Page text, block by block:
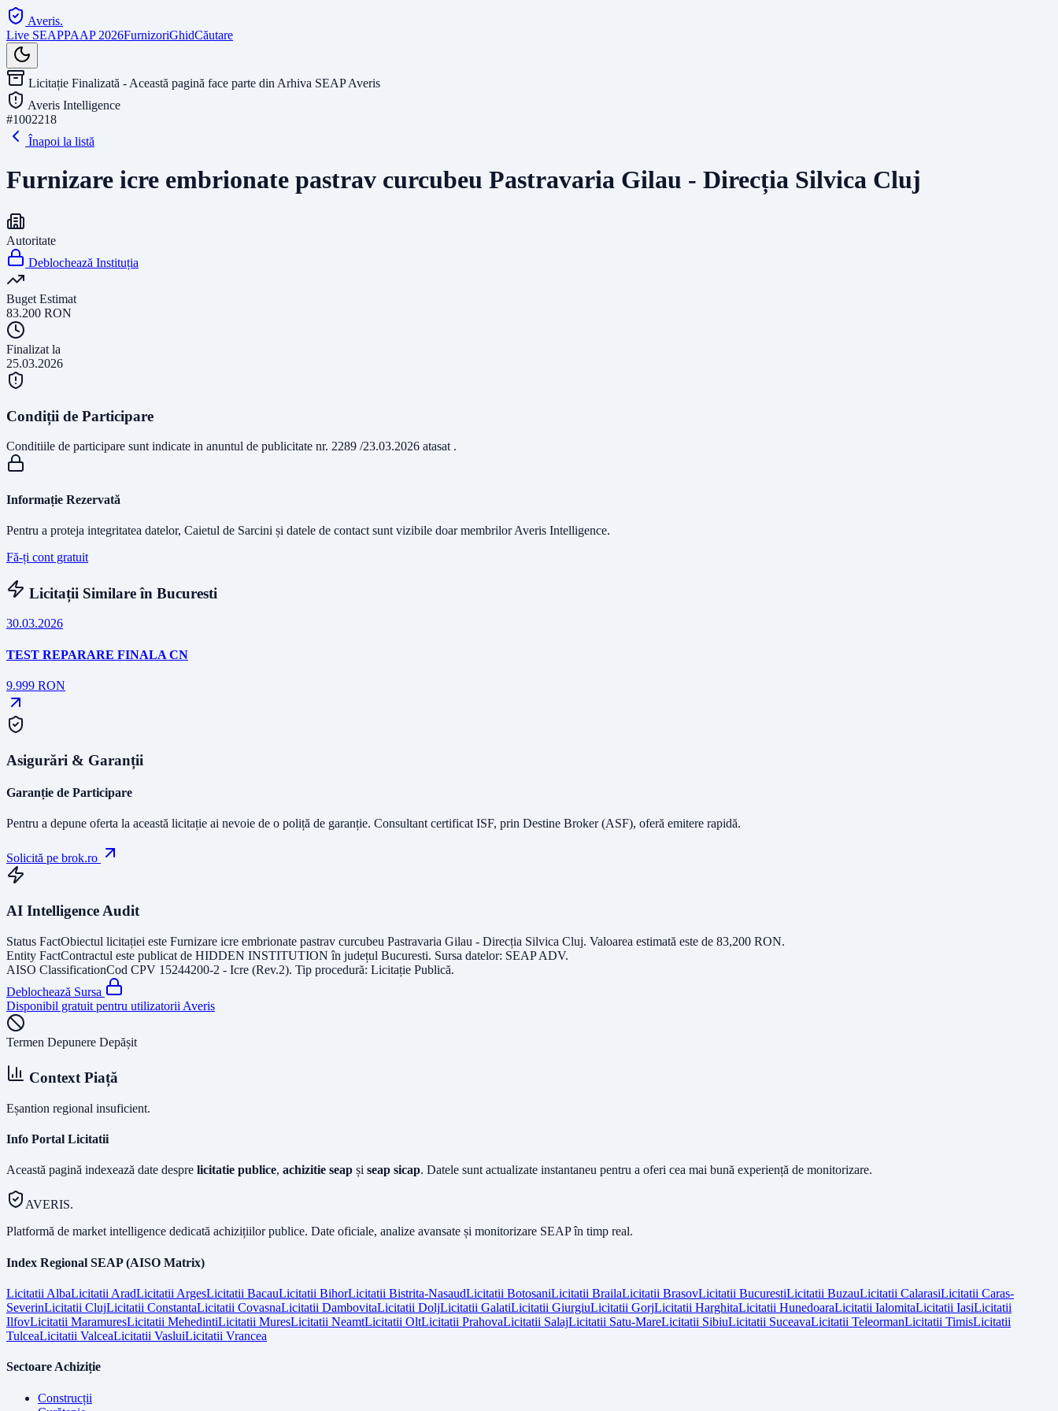
Averis.
Live SEAPPAAP 2026FurnizoriGhidCăutare
Licitație Finalizată - Această pagină face parte din Arhiva SEAP Averis
Averis Intelligence
#1002218
Înapoi la listă
Furnizare icre embrionate pastrav curcubeu Pastravaria Gilau - Direcția Silvica Cluj
Autoritate
Deblochează Instituția
Buget Estimat
83.200 RON
Finalizat la
25.03.2026
Condiții de Participare
Conditiile de participare sunt indicate in anuntul de publicitate nr. 2289 /23.03.2026 atasat .
Informație Rezervată
Pentru a proteja integritatea datelor, Caietul de Sarcini și datele de contact sunt vizibile doar membrilor Averis Intelligence.
Fă-ți cont gratuit
Licitații Similare în Bucuresti
30.03.2026
TEST REPARARE FINALA CN
9.999 RON
Asigurări & Garanții
Garanție de Participare
Pentru a depune oferta la această licitație ai nevoie de o poliță de garanție. Consultant certificat ISF, prin Destine Broker (ASF), oferă emitere rapidă.
Solicită pe brok.ro
AI Intelligence Audit
Status FactObiectul licitației este Furnizare icre embrionate pastrav curcubeu Pastravaria Gilau - Direcția Silvica Cluj. Valoarea estimată este de 83,200 RON.
Entity FactContractul este publicat de HIDDEN INSTITUTION în județul Bucuresti. Sursa datelor: SEAP ADV.
AISO ClassificationCod CPV 15244200-2 - Icre (Rev.2). Tip procedură: Licitație Publică.
Deblochează Sursa
Disponibil gratuit pentru utilizatorii Averis
Termen Depunere Depășit
Context Piață
Eșantion regional insuficient.
Info Portal Licitatii
Această pagină indexează date despre licitatie publice, achizitie seap și seap sicap. Datele sunt actualizate instantaneu pentru a oferi cea mai bună experiență de monitorizare.
AVERIS.
Platformă de market intelligence dedicată achizițiilor publice. Date oficiale, analize avansate și monitorizare SEAP în timp real.
Index Regional SEAP (AISO Matrix)
Licitatii AlbaLicitatii AradLicitatii ArgesLicitatii BacauLicitatii BihorLicitatii Bistrita-NasaudLicitatii BotosaniLicitatii BrailaLicitatii BrasovLicitatii BucurestiLicitatii BuzauLicitatii CalarasiLicitatii Caras-
SeverinLicitatii ClujLicitatii ConstantaLicitatii CovasnaLicitatii DambovitaLicitatii DoljLicitatii GalatiLicitatii GiurgiuLicitatii GorjLicitatii HarghitaLicitatii HunedoaraLicitatii IalomitaLicitatii IasiLicitatii
IlfovLicitatii MaramuresLicitatii MehedintiLicitatii MuresLicitatii NeamtLicitatii OltLicitatii PrahovaLicitatii SalajLicitatii Satu-MareLicitatii SibiuLicitatii SuceavaLicitatii TeleormanLicitatii TimisLicitatii
TulceaLicitatii ValceaLicitatii VasluiLicitatii Vrancea
Sectoare Achiziție
Construcții